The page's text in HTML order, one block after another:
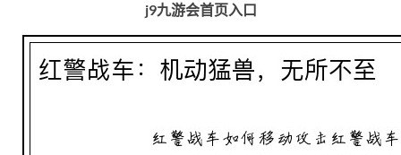
j9九游会首页入口